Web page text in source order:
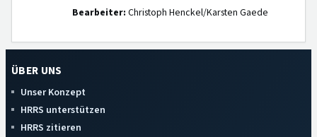
Bearbeiter: Christoph Henckel/Karsten Gaede
ÜBER UNS
Unser Konzept
HRRS unterstützen
HRRS zitieren